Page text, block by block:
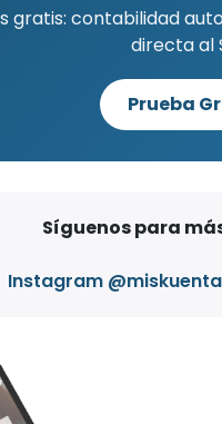
gratis: contabilidad
directa al
Prueba
Síguenos para
Instagram